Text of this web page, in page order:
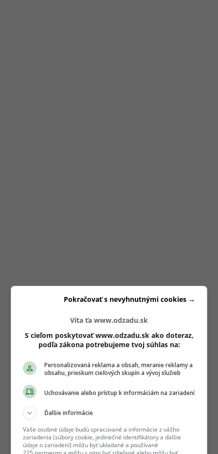
Víta ťa www.odzadu.sk
S cieľom poskytovať www.odzadu.sk ako doteraz,
podľa zákona potrebujeme tvoj súhlas na:
Personalizovaná reklama a obsah, meranie reklamy a
obsahu, prieskum cieľových skupín a vývoj služieb
Uchovávanie alebo prístup k informáciám na zariadení
Ďalšie informácie
Vaše osobné údaje budú spracúvané a informácie z vášho
zariadenia (súbory cookie, jedinečné identifikátory a ďalšie
údaje o zariadení) môžu byť ukladané a používané
Pokračovať s nevyhnutnými cookies →